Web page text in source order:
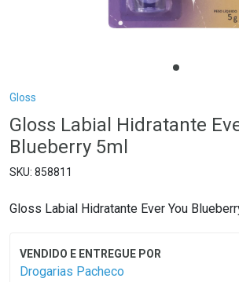
Breadcrumb
Gloss
Gloss Labial Hidratante
Blueberry 5ml
858811
Gloss Labial Hidratante Ever You
Drogarias Pacheco